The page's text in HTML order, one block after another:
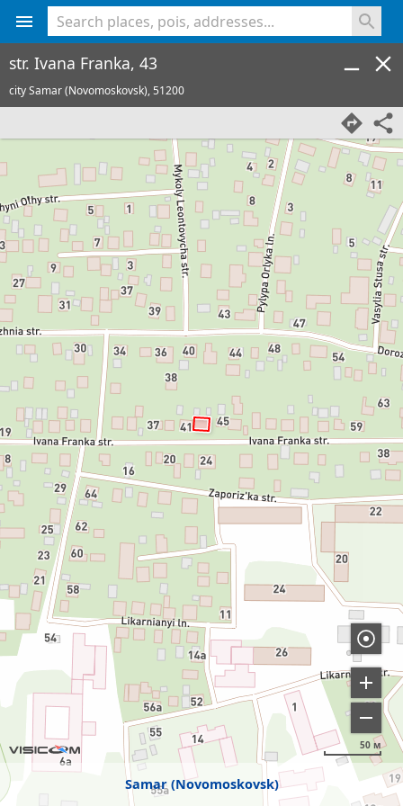
Samar (Novomoskovsk)
50 м
str. Ivana Franka, 43
city Samar (Novomoskovsk),51200
<% console.log(hcard) %>